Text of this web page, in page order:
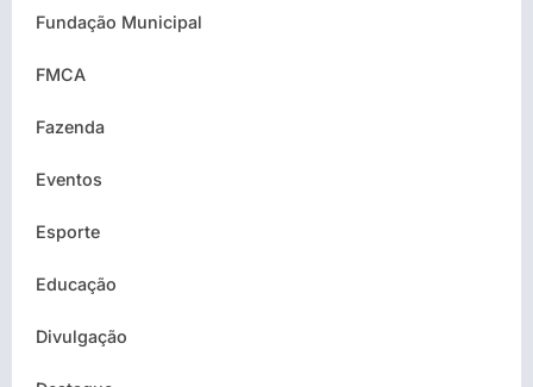
Fundação Municipal
FMCA
Fazenda
Eventos
Esporte
Educação
Divulgação